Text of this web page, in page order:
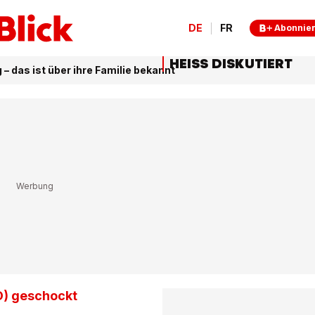
DE FR
das ist über ihre Familie bekannt
geschockt
HEISS DISKUTIERT